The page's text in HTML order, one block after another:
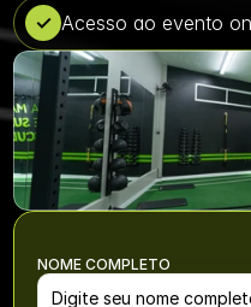
✓ Acesso ao evento
NOME COMPLETO